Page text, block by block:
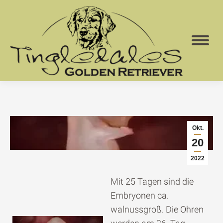
Okt.
20
2022
Mit 25 Tagen sind die
Embryonen ca.
walnussgroß. Die Ohren